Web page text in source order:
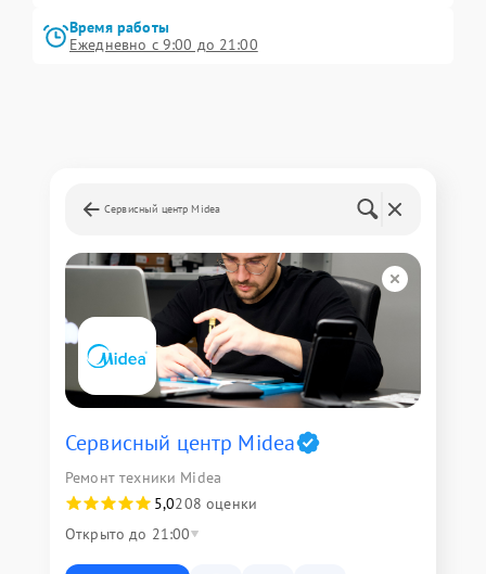
Время работы
Ежедневно с 9:00 до 21:00
Сервисный центр Midea
Сервисный центр Midea
Ремонт техники Midea
5,0208 оценки
Открыто до 21:00